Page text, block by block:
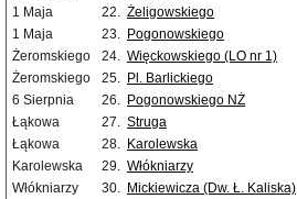
1 Maja
22. Żeligowskiego
1 Maja
23. Pogonowskiego
Żeromskiego
24. Więckowskiego (LO nr 1)
Żeromskiego
25. Pl. Barlickiego
6 Sierpnia
26. Pogonowskiego NŻ
Łąkowa
27. Struga
Łąkowa
28. Karolewska
Karolewska
29. Włókniarzy
Włókniarzy
30. Mickiewicza (Dw. Ł. Kaliska)